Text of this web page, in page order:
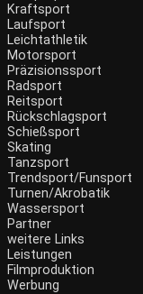
Kraftsport
Laufsport
Leichtathletik
Motorsport
Präzisionssport
Radsport
Reitsport
Rückschlagsport
Schießsport
Skating
Tanzsport
Trendsport/Funsport
Turnen/Akrobatik
Wassersport
Partner
weitere Links
Leistungen
Filmproduktion
Werbung